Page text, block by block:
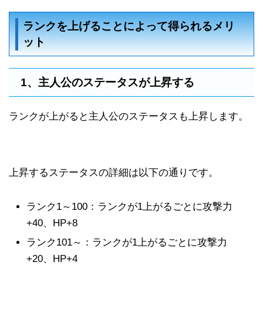
ランクを上げることによって得られるメリ
ット
1、主人公のステータスが上昇する
ランクが上がると主人公のステータスも上昇します。
上昇するステータスの詳細は以下の通りです。
ランク1～100：ランクが1上がるごとに攻撃力
+40、HP+8
ランク101～：ランクが1上がるごとに攻撃力
+20、HP+4